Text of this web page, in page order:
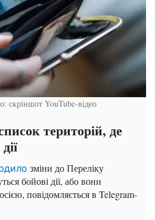
скріншот YouTube-відео
територій, де
зміни до Переліку
бойові дії, або вони
повідомляється в Telegram-